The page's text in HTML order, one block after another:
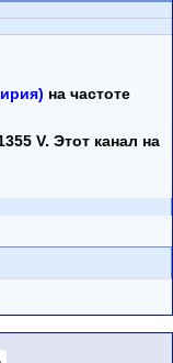
на частоте
V. Этот канал на